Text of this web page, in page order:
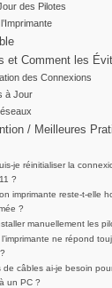
des Pilotes
et Comment les
des Connexions
à Jour
/ Meilleures
je réinitialiser la
?
imprimante reste-t-elle
?
manuellement les
ne répond
de câbles ai-je besoin
un PC ?